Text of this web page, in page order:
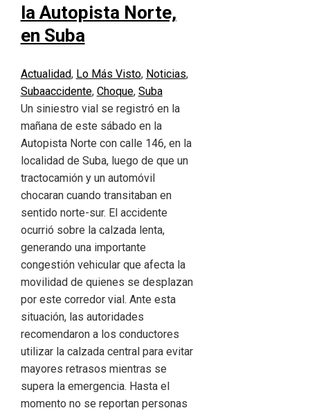
la Autopista Norte,
en Suba
Actualidad, Lo Más Visto, Noticias,
Subaaccidente, Choque, Suba
Un siniestro vial se registró en la
mañana de este sábado en la
Autopista Norte con calle 146, en la
localidad de Suba, luego de que un
tractocamión y un automóvil
chocaran cuando transitaban en
sentido norte-sur. El accidente
ocurrió sobre la calzada lenta,
generando una importante
congestión vehicular que afecta la
movilidad de quienes se desplazan
por este corredor vial. Ante esta
situación, las autoridades
recomendaron a los conductores
utilizar la calzada central para evitar
mayores retrasos mientras se
supera la emergencia. Hasta el
momento no se reportan personas